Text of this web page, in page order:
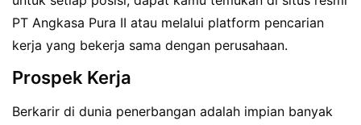
PT Angkasa Pura II atau melalui platform pencarian
kerja yang bekerja sama dengan perusahaan.
Prospek Kerja
Berkarir di dunia penerbangan adalah impian banyak